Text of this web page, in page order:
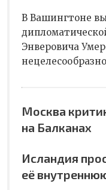
В Вашингтоне
Энверовича
Москва
на Балканах
Исландия
её